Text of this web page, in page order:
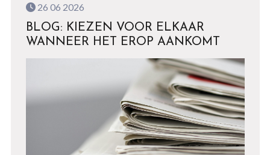
26 06 2026
BLOG: KIEZEN VOOR ELKAAR
WANNEER HET EROP AANKOMT